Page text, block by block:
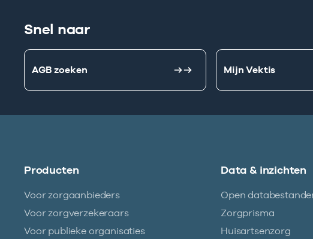
Snel naar
AGB zoeken Mijn Vektis
Producten
Voor zorgaanbieders
Voor zorgverzekeraars
Voor publieke organisaties
Data & inzichten
Open
Zorgprisma
Huisartsenzorg